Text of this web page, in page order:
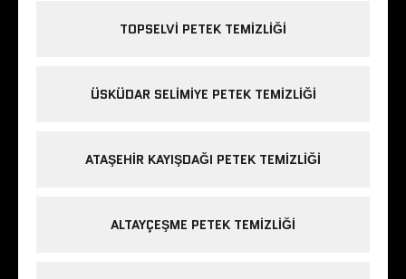
TOPSELVI PETEK TEMIZLIĞI
ÜSKÜDAR SELIMIYE PETEK TEMIZLIĞI
ATAŞEHIR KAYIŞDAĞI PETEK TEMIZLIĞI
ALTAYÇEŞME PETEK TEMIZLIĞI